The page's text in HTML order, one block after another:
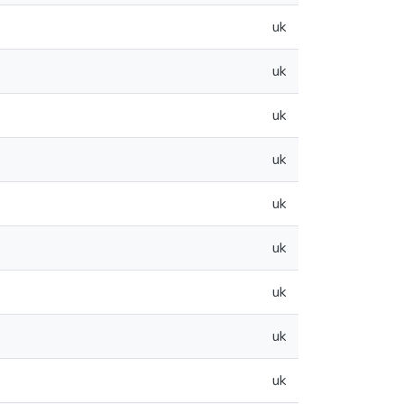
uk
uk
uk
uk
uk
uk
uk
uk
uk